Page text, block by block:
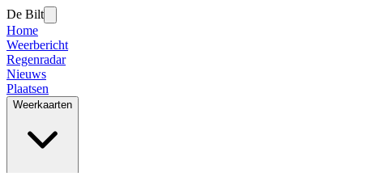
De Bilt
Home
Weerbericht
Regenradar
Nieuws
Plaatsen
Weerkaarten